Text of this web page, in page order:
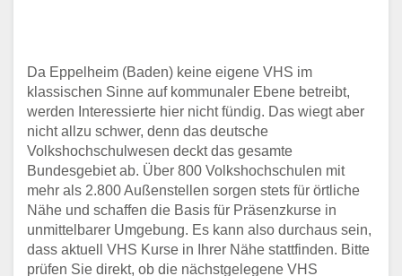
Da Eppelheim (Baden) keine eigene VHS im
klassischen Sinne auf kommunaler Ebene betreibt,
werden Interessierte hier nicht fündig. Das wiegt aber
nicht allzu schwer, denn das deutsche
Volkshochschulwesen deckt das gesamte
Bundesgebiet ab. Über 800 Volkshochschulen mit
mehr als 2.800 Außenstellen sorgen stets für örtliche
Nähe und schaffen die Basis für Präsenzkurse in
unmittelbarer Umgebung. Es kann also durchaus sein,
dass aktuell VHS Kurse in Ihrer Nähe stattfinden. Bitte
prüfen Sie direkt, ob die nächstgelegene VHS